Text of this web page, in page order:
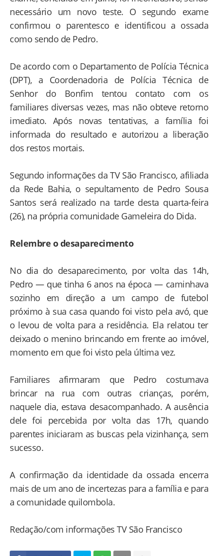
necessário um novo teste. O segundo exame
confirmou o parentesco e identificou a ossada
como sendo de Pedro.
De acordo com o Departamento de Polícia Técnica
(DPT), a Coordenadoria de Polícia Técnica de
Senhor do Bonfim tentou contato com os
familiares diversas vezes, mas não obteve retorno
imediato. Após novas tentativas, a família foi
informada do resultado e autorizou a liberação
dos restos mortais.
Segundo informações da TV São Francisco, afiliada
da Rede Bahia, o sepultamento de Pedro Sousa
Santos será realizado na tarde desta quarta-feira
(26), na própria comunidade Gameleira do Dida.
Relembre o desaparecimento
No dia do desaparecimento, por volta das 14h,
Pedro — que tinha 6 anos na época — caminhava
sozinho em direção a um campo de futebol
próximo à sua casa quando foi visto pela avó, que
o levou de volta para a residência. Ela relatou ter
deixado o menino brincando em frente ao imóvel,
momento em que foi visto pela última vez.
Familiares afirmaram que Pedro costumava
brincar na rua com outras crianças, porém,
naquele dia, estava desacompanhado. A ausência
dele foi percebida por volta das 17h, quando
parentes iniciaram as buscas pela vizinhança, sem
sucesso.
A confirmação da identidade da ossada encerra
mais de um ano de incertezas para a família e para
a comunidade quilombola.
Redação/com informações TV São Francisco